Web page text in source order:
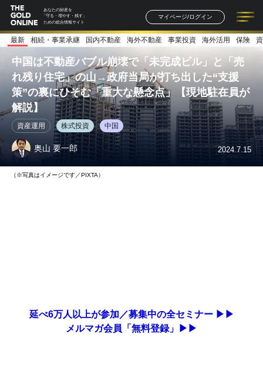
あなたの財産を
「守る・増やす・残す」
ための総合情報サイト
マイページ/ログイン
記事一覧 連載一覧
著者一覧 書籍一覧
最新 相続・事業承継 国内不動産 海外不動産 事業投資 海外活用 保険
中国は不動産バブル崩壊で「未完成ビル」と「売
れ残り住宅」の山→政府当局が打ち出した“支援
策”の裏にひそむ「重大な懸念点」【現地駐在員が
解説】
資産運用 株式投資 中国
奥山 要一郎 2024.7.15
（※写真はイメージです／PIXTA）
延べ6万人以上が参加／募集中の全セミナー ▶▶
メルマガ会員「無料登録」▶▶